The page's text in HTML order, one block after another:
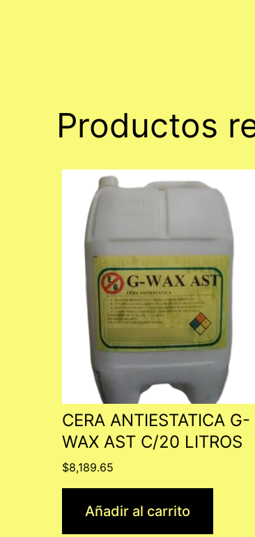
Productos
CERA ANTIESTATICA G-
WAX AST C/20 LITROS
$8,189.65
Añadir al carrito